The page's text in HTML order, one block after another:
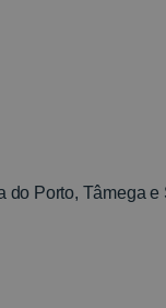
Porto, Tâmega e